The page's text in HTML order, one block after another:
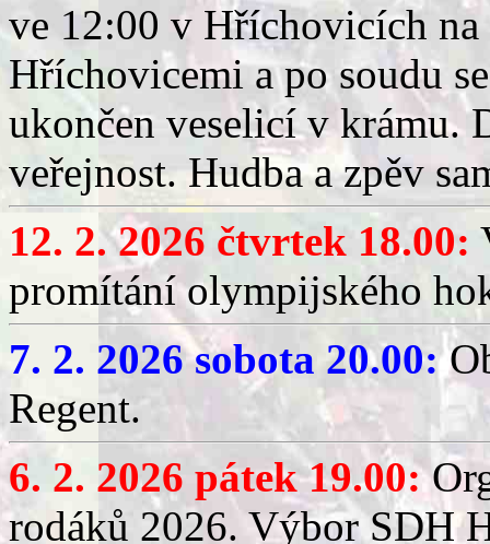
ve 12:00 v Hříchovicích
Hříchovicemi a po soudu
ukončen veselicí v krámu.
veřejnost. Hudba a zpěv
12. 2. 2026 čtvrtek 18.00:
promítání olympijského
7. 2. 2026 sobota 20.00:
Regent.
6. 2. 2026 pátek 19.00:
rodáků 2026. Výbor SDH